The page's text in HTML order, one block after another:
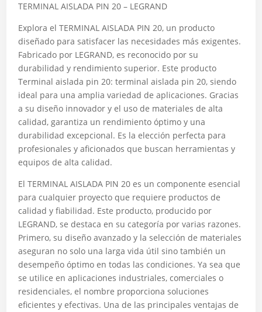
TERMINAL AISLADA PIN 20 – LEGRAND
Explora el TERMINAL AISLADA PIN 20, un producto
diseñado para satisfacer las necesidades más exigentes.
Fabricado por LEGRAND, es reconocido por su
durabilidad y rendimiento superior. Este producto
Terminal aislada pin 20: terminal aislada pin 20, siendo
ideal para una amplia variedad de aplicaciones. Gracias
a su diseño innovador y el uso de materiales de alta
calidad, garantiza un rendimiento óptimo y una
durabilidad excepcional. Es la elección perfecta para
profesionales y aficionados que buscan herramientas y
equipos de alta calidad.
El TERMINAL AISLADA PIN 20 es un componente esencial
para cualquier proyecto que requiere productos de
calidad y fiabilidad. Este producto, producido por
LEGRAND, se destaca en su categoría por varias razones.
Primero, su diseño avanzado y la selección de materiales
aseguran no solo una larga vida útil sino también un
desempeño óptimo en todas las condiciones. Ya sea que
se utilice en aplicaciones industriales, comerciales o
residenciales, el nombre proporciona soluciones
eficientes y efectivas. Una de las principales ventajas de